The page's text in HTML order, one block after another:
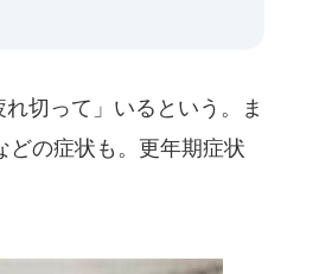
切って」いるという。ま
どの症状も。更年期症状